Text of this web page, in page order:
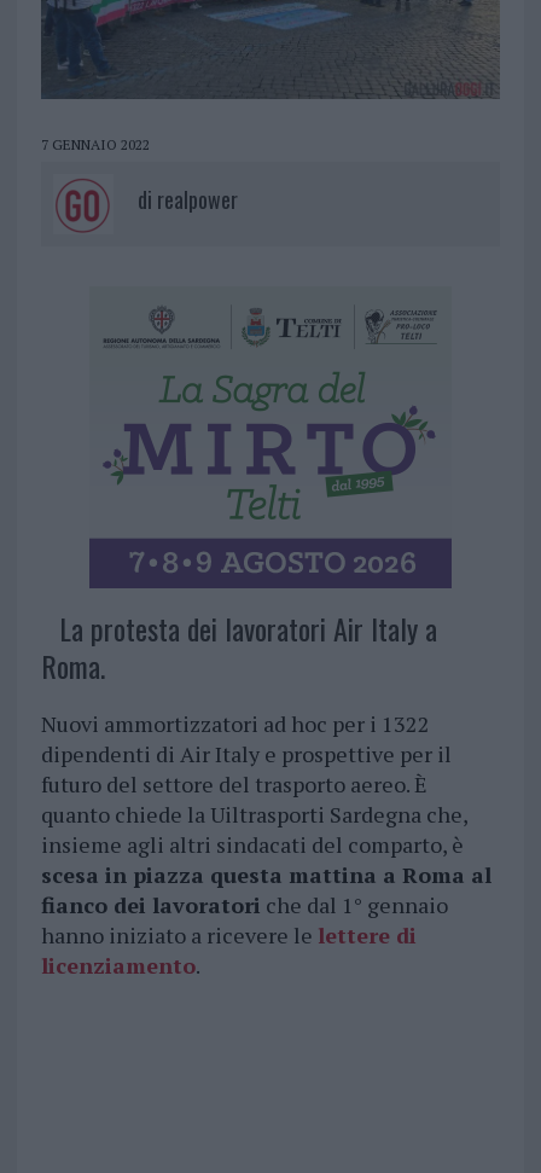
7 GENNAIO 2022
di realpower
La protesta dei lavoratori Air Italy a
Roma.
Nuovi ammortizzatori ad hoc per i 1322
dipendenti di Air Italy e prospettive per il
futuro del settore del trasporto aereo. È
quanto chiede la Uiltrasporti Sardegna che,
insieme agli altri sindacati del comparto, è
scesa in piazza questa mattina a Roma al
fianco dei lavoratori che dal 1° gennaio
hanno iniziato a ricevere le lettere di
licenziamento.